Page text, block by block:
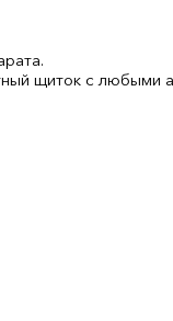
щиток с любыми